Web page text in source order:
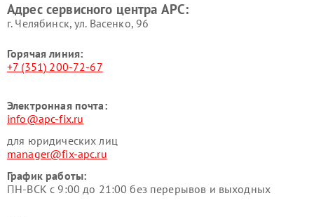
Адрес сервисного центра APC:
г. Челябинск, ул. Васенко, 96
Горячая линия:
+7 (351) 200-72-67
Электронная почта:
info@apc-fix.ru
для юридических лиц
manager@fix-apc.ru
График работы:
ПН-ВСК с 9:00 до 21:00 без перерывов и выходных